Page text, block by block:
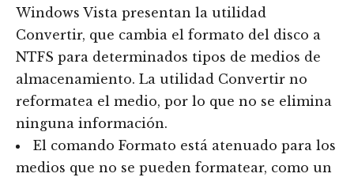
Windows Vista presentan la utilidad
Convertir, que cambia el formato del disco a
NTFS para determinados tipos de medios de
almacenamiento. La utilidad Convertir no
reformatea el medio, por lo que no se elimina
ninguna información.
El comando Formato está atenuado para los
medios que no se pueden formatear, como un